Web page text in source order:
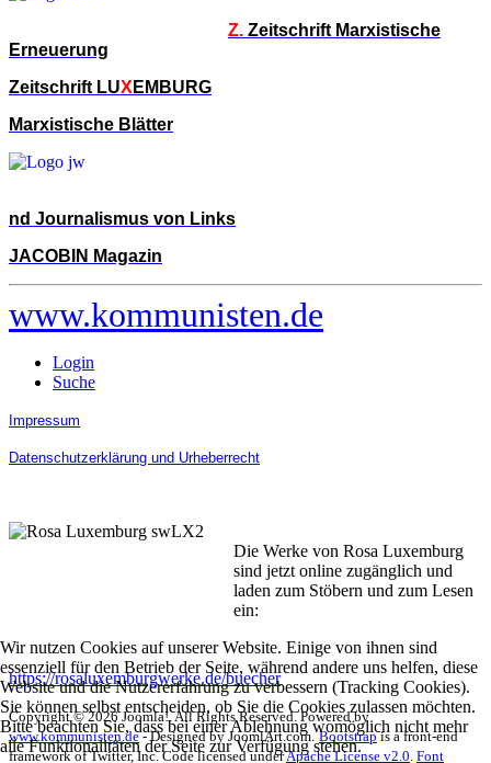
Z. Zeitschrift Marxistische
Erneuerung
Zeitschrift LUX EMBURG
Marxistische Blätter
nd Journalismus von Links
JACOBIN Magazin
www.kommunisten.de
Login
Suche
Impressum
Datenschutzerklärung und Urheberrecht
Die Werke von Rosa Luxemburg
sind jetzt online zugänglich und
laden zum Stöbern und zum Lesen
ein:
https://rosaluxemburgwerke.de/buecher
Copyright © 2026 Joomla!. All Rights Reserved. Powered by
www.kommunisten.de- Designed by JoomlArt.com. Bootstrapis a front-end
framework of Twitter, Inc. Code licensed underApache License v2.0 Font
Wir nutzen Cookies auf unserer Website. Einige von ihnen sind
essenziell für den Betrieb der Seite, während andere uns helfen, diese
Website und die Nutzererfahrung zu verbessern (Tracking Cookies).
Sie können selbst entscheiden, ob Sie die Cookies zulassen möchten.
Bitte beachten Sie, dass bei einer Ablehnung womöglich nicht mehr
alle Funktionalitäten der Seite zur Verfügung stehen.